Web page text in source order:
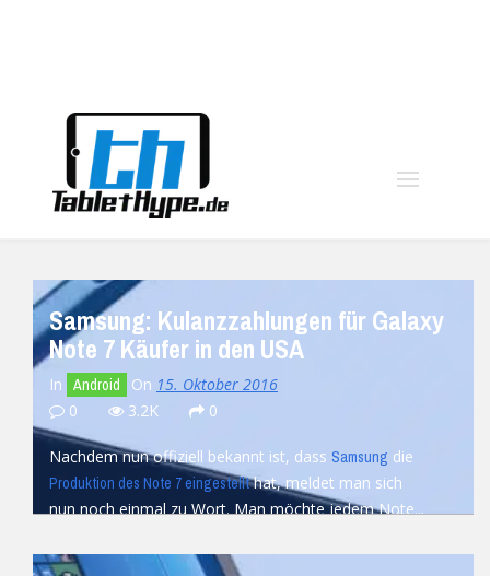
Samsung: Kulanzzahlungen für Galaxy
Note 7 Käufer in den USA
In Android On 15. Oktober 2016
0
3.2K 0
Nachdem nun offiziell bekannt ist, dass Samsung die
Produktion des Note 7 eingestellthat, meldet man sich
nun noch einmal zu Wort. Man möchte jedem Note...